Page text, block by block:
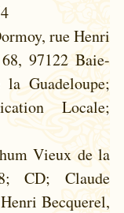
rue Henri
97122 Baie-
Guadeloupe;
Locale;
Vieux de la
CD; Claude
Becquerel,